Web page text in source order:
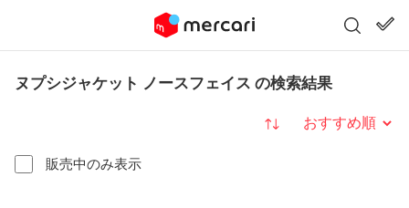
ヌプシジャケット ノースフェイス の検索結果
販売中のみ表示
並び替え